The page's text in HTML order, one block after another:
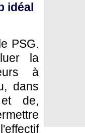
idéal
PSG.
la
à
dans
de,